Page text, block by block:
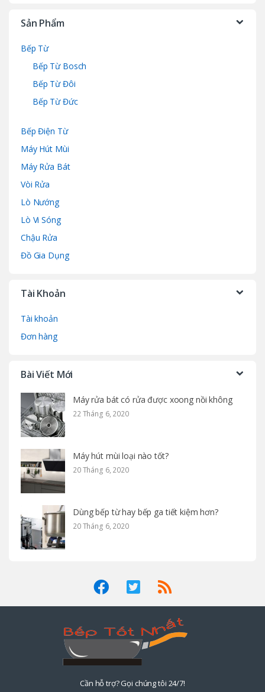
Sản Phẩm
Bếp Từ
Bếp Từ Bosch
Bếp Từ Đôi
Bếp Từ Đức
Bếp Điện Từ
Máy Hút Mùi
Máy Rửa Bát
Vòi Rửa
Lò Nướng
Lò Vi Sóng
Chậu Rửa
Đồ Gia Dụng
Tài Khoản
Tài khoản
Đơn hàng
Bài Viết Mới
Máy rửa bát có rửa được xoong nồi không
22 Tháng 6, 2020
Máy hút mùi loại nào tốt?
20 Tháng 6, 2020
Dùng bếp từ hay bếp ga tiết kiệm hơn?
20 Tháng 6, 2020
Cần hỗ trợ? Gọi chúng tôi 24/7!